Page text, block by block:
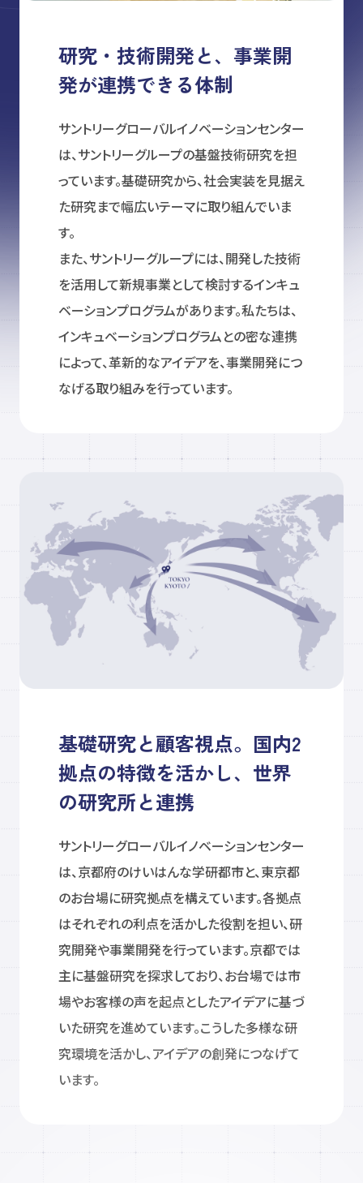
研究・技術開発と、 事業開
発が連携できる体制
サントリーグローバルイノベーションセンター
は、サントリーグループの基盤技術研究を担
っています。基礎研究から、社会実装を見据え
た研究まで幅広いテーマに取り組んでいま
す。
また、サントリーグループには、開発した技術
を活用して新規事業として検討するインキュ
ベーションプログラムがあります。私たちは、
インキュベーションプログラムとの密な連携
によって、革新的なアイデアを、事業開発につ
なげる取り組みを行っています。
基礎研究と顧客視点。国内2
拠点の特徴を活かし、世界
の研究所と連携
サントリーグローバルイノベーションセンター
は、京都府のけいはんな学研都市と、東京都
のお台場に研究拠点を構えています。各拠点
はそれぞれの利点を活かした役割を担い、研
究開発や事業開発を行っています。京都では
主に基盤研究を探求しており、お台場では市
場やお客様の声を起点としたアイデアに基づ
いた研究を進めています。こうした多様な研
究環境を活かし、アイデアの創発につなげて
います。